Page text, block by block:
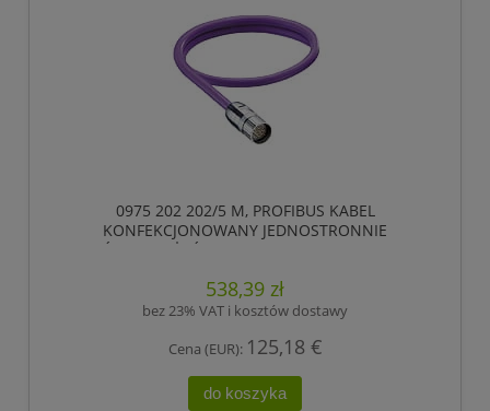
0975 202 202/5 M, PROFIBUS KABEL
KONFEKCJONOWANY JEDNOSTRONNIE
ZAKOŃCZONY, ŻEŃSKIE ZŁĄCZE M23, 12 POLOWY.,
538,39 zł
bez 23% VAT i kosztów dostawy
Cena (EUR): 125,18 €
do koszyka